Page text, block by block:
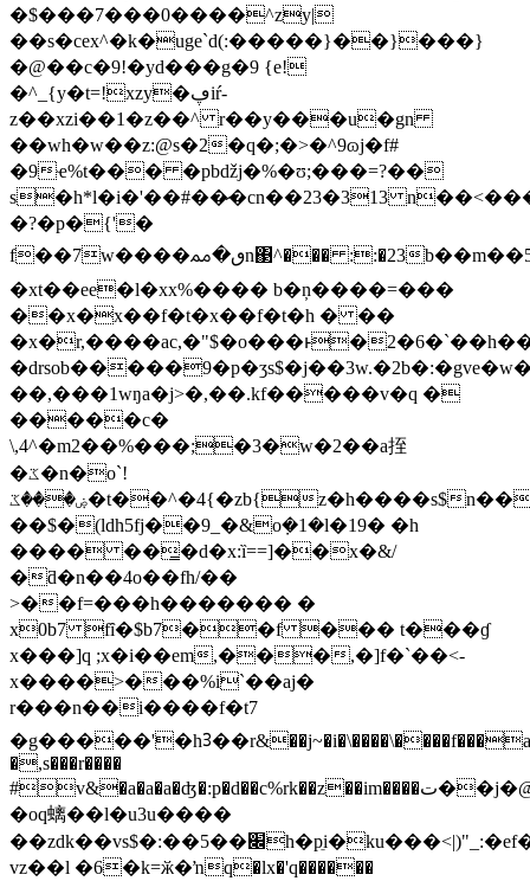
�$���7���0����^zy|
��s�cex^�k�uge`d(:�����}��}���}
�@��c�9!�yd���g�9 {e!
�^_{y�t=!xzy�ڥiŕ-
z��xzi��1�z��^ r��y���u�gn
��wh�w��z:@s�2�q�;�>�^9ɷj�f#
�9ҽ%t��� �pbǆj�%�ʊ;���=?��
s�h*l�i�'��#��̷�cn��23�313
�?�p�{'�
f��7w����ٯ�ﳑn΃^��� ::�23b��m��5d���2�
�xt��ee�l�xx%���� b�ņ����=���
��x�x��f�t�x��f�t�h � ��
��,���1wŋa�j>�,��.kf�����v�q �
�����c�
\,4^�m2��%���;�3�w�2��a挃
�ػ�n�o`!
ۻ���ػ�t��^�4{�zb{z�h����s$n��yvly�ض� fv
��$�(ldh5fj��9_�&o݀�1�l�19� �h
���� ��̳�d�x:ȉ==]��x�&/
�ƌ�n��4o��fh/��
>��f=���h������� �
x0b7 fȋ�$b7��f ��� t���ɠ
x���]q ;x�i��em,���,�]f�`��<-
x����>���%i`��aj�
r���n��i����f�t7
�,s���r����
#v&�a�a�a�ʤ�:p�d��c%rk��z��im����ت��j�@#l��/1�uo
�oq螭��l�u3u����
��zdk��vs$�:��5��׌h�pֵi�ku���<|)"_:�ef�5�z"$��r
vz��l �6�k=ӂ�ŉq�lx�'q������